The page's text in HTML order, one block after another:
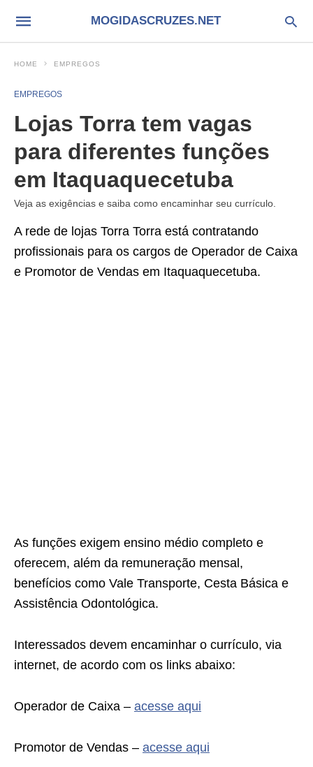
MOGIDASCRUZES.NET
HOME EMPREGOS
EMPREGOS
Lojas Torra tem vagas
para diferentes funções
em Itaquaquecetuba
Veja as exigências e saiba como encaminhar seu currículo.
A rede de lojas Torra Torra está contratando
profissionais para os cargos de Operador de Caixa
e Promotor de Vendas em Itaquaquecetuba.
As funções exigem ensino médio completo e
oferecem, além da remuneração mensal,
benefícios como Vale Transporte, Cesta Básica e
Assistência Odontológica.
Interessados devem encaminhar o currículo, via
internet, de acordo com os links abaixo:
Operador de Caixa – acesse aqui
Promotor de Vendas – acesse aqui